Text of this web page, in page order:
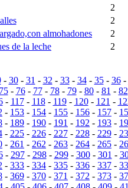
2
2
almohadones 2
de la leche 2
- 30- 31 - 32 - 33- 34- 35- 36-
75- 76- 77- 78- 79- 80- 81 - 82
- 117- 118- 119- 120- 121 -
- 153 - 154 - 155 - 156 - 157 -
- 189 - 190 - 191 - 192 - 193 -
- 225- 226- 227- 228- 229-
- 261 - 262 - 263 - 264 - 265 -
- 297- 298- 299- 300- 301 -
- 333 - 334 - 335 - 336 - 337 -
- 369 - 370 - 371 - 372 - 373 -